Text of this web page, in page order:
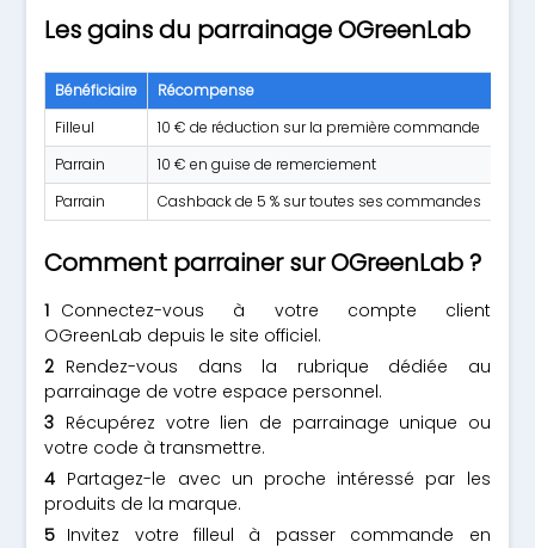
Les gains du parrainage OGreenLab
Bénéficiaire Récompense
Filleul
10 € de réduction sur la première commande
Parrain
10 € en guise de remerciement
Parrain
Cashback de 5 % sur toutes ses commandes
Comment parrainer sur OGreenLab ?
Connectez-vous à votre compte client
OGreenLab depuis le site officiel.
Rendez-vous dans la rubrique dédiée au
parrainage de votre espace personnel.
Récupérez votre lien de parrainage unique ou
votre code à transmettre.
Partagez-le avec un proche intéressé par les
produits de la marque.
Invitez votre filleul à passer commande en